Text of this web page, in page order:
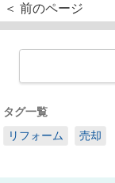
＜ 前のページ
タグ一覧
リフォーム
売却